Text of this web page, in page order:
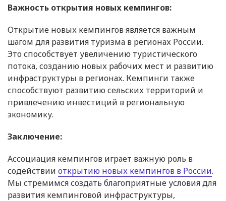
Важность открытия новых кемпингов:
Открытие новых кемпингов является важным
шагом для развития туризма в регионах России.
Это способствует увеличению туристического
потока, созданию новых рабочих мест и развитию
инфраструктуры в регионах. Кемпинги также
способствуют развитию сельских территорий и
привлечению инвестиций в региональную
экономику.
Заключение:
Ассоциация кемпингов играет важную роль в
содействии открытию новых кемпингов в России.
Мы стремимся создать благоприятные условия для
развития кемпинговой инфраструктуры,